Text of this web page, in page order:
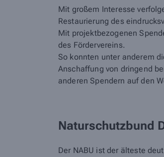
Mit großem Interesse
Restaurierung des
Mit projektbezogenen
des Fördervereins.
So konnten unter anderem
Anschaffung von dringend
anderen Spendern auf den
Naturschutzbund
Der NABU ist der älteste